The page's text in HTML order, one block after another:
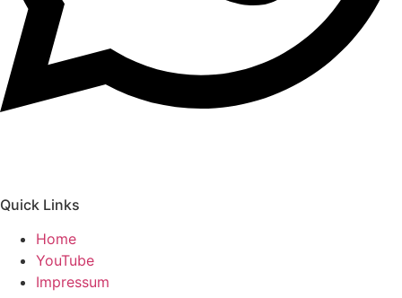
Quick Links
Home
YouTube
Impressum